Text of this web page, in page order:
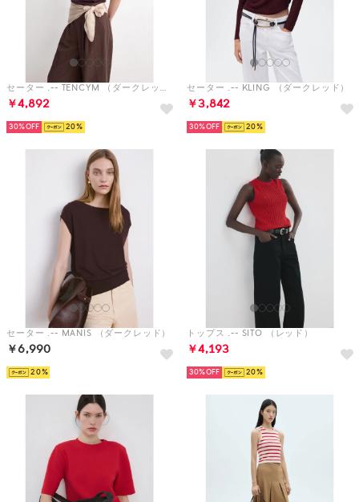
セーター .-- TENCYM （ダークレッド）
￥4,892
30% 20
セーター .-- KLING （ダークレッド）
￥3,842
30% 20
セーター .-- MANIS （ダークレッド）
￥6,990
20
トップス .-- SITO （レッド）
￥4,193
30% 20